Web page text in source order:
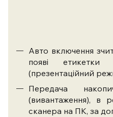
Авто включення
появі
(презентаційний
Передача
(вивантаження), в
сканера на ПК, за